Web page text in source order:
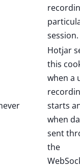
session.
Hotjar
this
when a
starts
when
sent
the